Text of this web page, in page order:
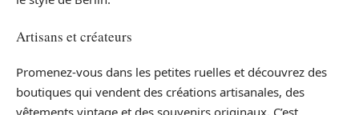
Artisans et créateurs
Promenez-vous dans les petites ruelles et découvrez des
boutiques qui vendent des créations artisanales, des